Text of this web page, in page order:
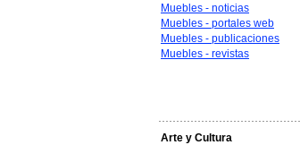
Muebles - noticias
Muebles - portales web
Muebles - publicaciones
Muebles - revistas
Arte y Cultura